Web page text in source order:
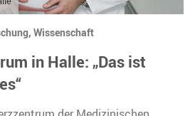
Wissenschaft
in Halle: „Das ist